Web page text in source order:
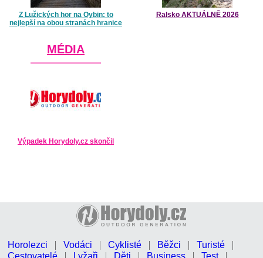
Z Lužických hor na Oybin: to
nejlepší na obou stranách hranice
Ralsko AKTUÁLNĚ 2026
MÉDIA
Výpadek Horydoly.cz skončil
Horolezci Vodáci Cyklisté Běžci
Turisté